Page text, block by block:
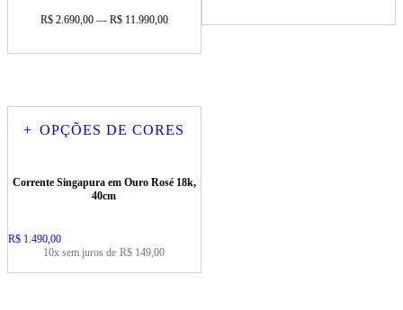
R$ 2.690,00 — R$ 11.990,00
+ OPÇÕES DE CORES
Corrente Singapura em Ouro Rosé 18k,
40cm
Price:
R$ 1.490,00
10x sem juros de R$ 149,00